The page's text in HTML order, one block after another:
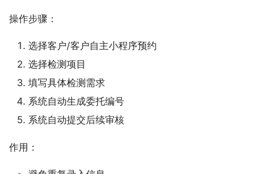
操作步骤：
选择客户/客户自主小程序预约
选择检测项目
填写具体检测需求
系统自动生成委托编号
系统自动提交后续审核
作用：